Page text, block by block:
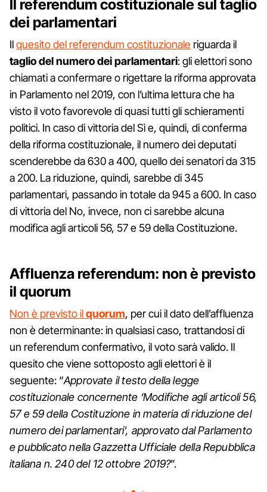
Il referendum costituzionale sul taglio
dei parlamentari
Ilquesito del referendum costituzionale riguarda il
taglio del numero dei parlamentari: gli elettori sono
chiamati a confermare o rigettare la riforma approvata
in Parlamento nel 2019, con l’ultima lettura che ha
visto il voto favorevole di quasi tutti gli schieramenti
politici. In caso di vittoria del Sì e, quindi, di conferma
della riforma costituzionale, il numero dei deputati
scenderebbe da 630 a 400, quello dei senatori da 315
a 200. La riduzione, quindi, sarebbe di 345
parlamentari, passando in totale da 945 a 600. In caso
di vittoria del No, invece, non ci sarebbe alcuna
modifica agli articoli 56, 57 e 59 della Costituzione.
Affluenza referendum: non è previsto
il quorum
Non è previsto ilquorum, per cui il dato dell’affluenza
non è determinante: in qualsiasi caso, trattandosi di
un referendum confermativo, il voto sarà valido. Il
quesito che viene sottoposto agli elettori è il
seguente: “Approvate il testo della legge
costituzionale concernente ‘Modifiche agli articoli 56,
57 e 59 della Costituzione in materia di riduzione del
numero dei parlamentari', approvato dal Parlamento
e pubblicato nella Gazzetta Ufficiale della Repubblica
italiana n. 240 del 12 ottobre 2019?”.